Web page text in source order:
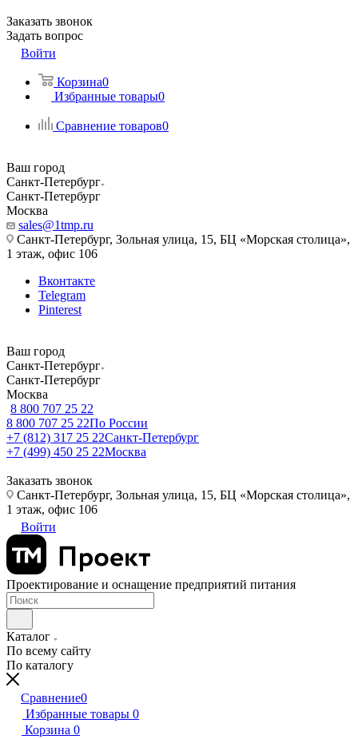
Заказать звонок
Задать вопрос
Войти
Корзина0
Избранные товары0
Сравнение товаров0
Ваш город
Санкт-Петербург
Санкт-Петербург
Москва
sales@1tmp.ru
Санкт-Петербург, Зольная улица, 15, БЦ «Морская столица»,
1 этаж, офис 106
Вконтакте
Telegram
Pinterest
Ваш город
Санкт-Петербург
Санкт-Петербург
Москва
8 800 707 25 22
8 800 707 25 22По России
+7 (812) 317 25 22Санкт-Петербург
+7 (499) 450 25 22Москва
Заказать звонок
Санкт-Петербург, Зольная улица, 15, БЦ «Морская столица»,
1 этаж, офис 106
Войти
Проектирование и оснащение предприятий питания
Каталог
По всему сайту
По каталогу
Сравнение0
Избранные товары 0
Корзина 0